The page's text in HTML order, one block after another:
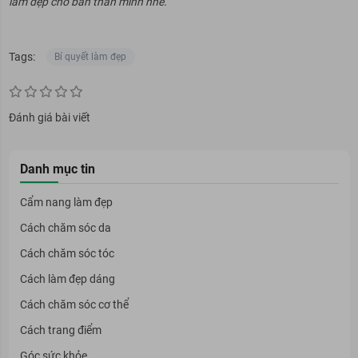
Tags: Bí quyết làm đẹp
Đánh giá bài viết
Danh mục tin
Cẩm nang làm đẹp
Cách chăm sóc da
Cách chăm sóc tóc
Cách làm đẹp dáng
Cách chăm sóc cơ thể
Cách trang điểm